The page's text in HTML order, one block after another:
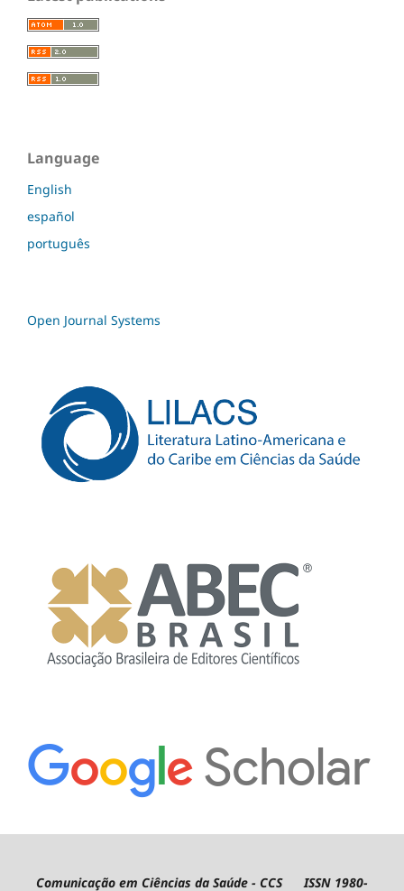
Language
English
español
português
Open Journal Systems
Comunicação em Ciências da Saúde - CCS ISSN 1980-